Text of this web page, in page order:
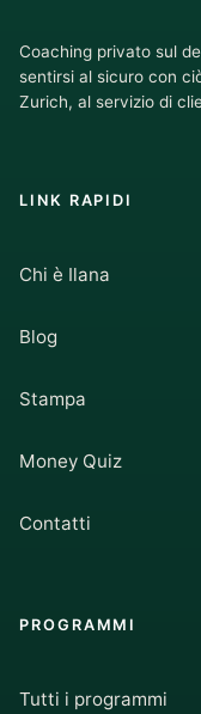
Coaching privato sul
sentirsi al sicuro con
Zurich, al servizio di
LINK RAPIDI
Chi è Ilana
Blog
Stampa
Money Quiz
Contatti
PROGRAMMI
Tutti i programmi